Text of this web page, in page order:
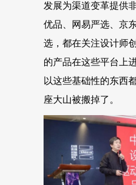
发展为渠道变革提供
优品、网易严选、京
选，都在关注设计师
的产品在这些平台上
以这些基础性的东西
座大山被搬掉了。